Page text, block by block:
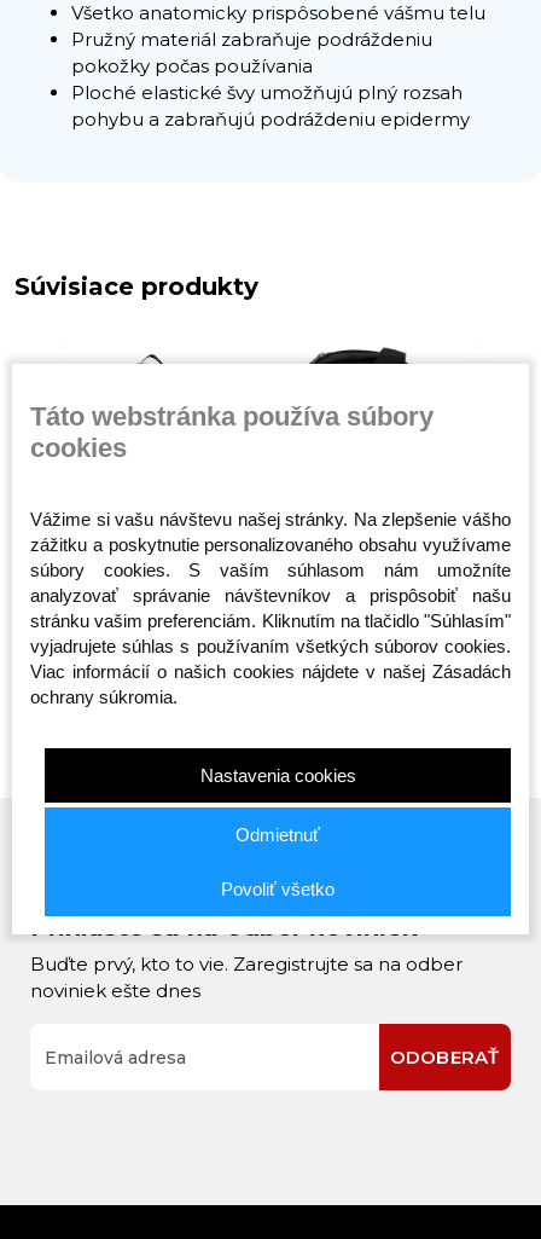
Všetko anatomicky prispôsobené vášmu telu
Pružný materiál zabraňuje podráždeniu
pokožky počas používania
Ploché elastické švy umožňujú plný rozsah
pohybu a zabraňujú podráždeniu epidermy
Súvisiace produkty
Športová taška -
Octagon - Predátor 2v1
(Batoh)
Skladom
65,00 €
Taška cez rameno -
Octagon - Sportswear
- čierna
Skladom
20,00 €
Taška
Smash -
Skladom
19,00 €
Prihláste sa na odber noviniek
Buďte prvý, kto to vie. Zaregistrujte sa na odber
noviniek ešte dnes
ODOBERAŤ
Táto webstránka používa súbory
cookies
Vážime si vašu návštevu našej stránky. Na zlepšenie vášho
zážitku a poskytnutie personalizovaného obsahu využívame
súbory cookies. S vaším súhlasom nám umožníte
analyzovať správanie návštevníkov a prispôsobiť našu
stránku vašim preferenciám. Kliknutím na tlačidlo "Súhlasím"
vyjadrujete súhlas s používaním všetkých súborov cookies.
Viac informácií o našich cookies nájdete v našej Zásadách
ochrany súkromia.
Nastavenia cookies
Odmietnuť
Povoliť všetko